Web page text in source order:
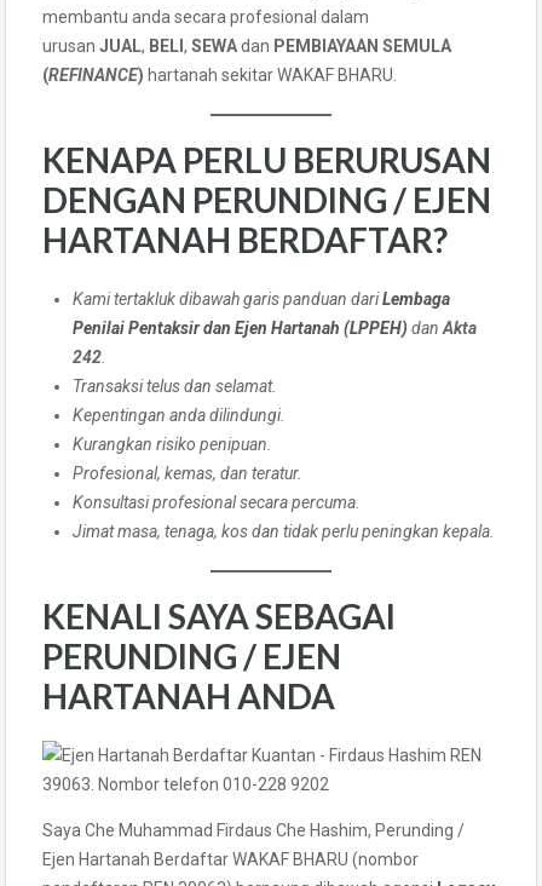
membantu anda secara profesional dalam
urusan JUAL, BELI , SEWAdan PEMBIAYAAN SEMULA
(REFINANCE) hartanah sekitar WAKAF BHARU.
KENAPA PERLU BERURUSAN
DENGAN PERUNDING / EJEN
HARTANAH BERDAFTAR?
Kami tertakluk dibawah garis panduan dariLembaga
Penilai Pentaksir dan Ejen Hartanah (LPPEH) dan Akta
242
Transaksi telus dan selamat.
Kepentingan anda dilindungi.
Kurangkan risiko penipuan.
Profesional, kemas, dan teratur.
Konsultasi profesional secara percuma.
Jimat masa, tenaga, kos dan tidak perlu peningkan kepala.
KENALI SAYA SEBAGAI
PERUNDING / EJEN
HARTANAH ANDA
Saya Che Muhammad Firdaus Che Hashim, Perunding /
Ejen Hartanah Berdaftar WAKAF BHARU (nombor